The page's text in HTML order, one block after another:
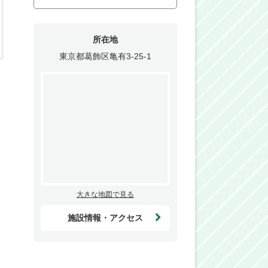
所在地
東京都葛飾区亀有3-25-1
大きな地図で見る
施設情報・アクセス